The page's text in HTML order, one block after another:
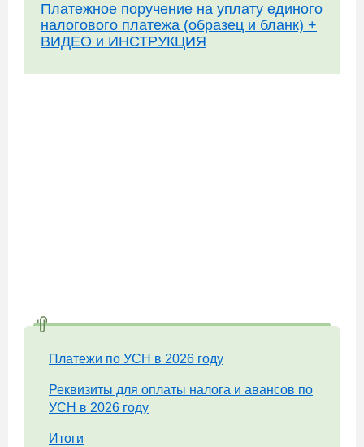
Платежное поручение на уплату единого
налогового платежа (образец и бланк) +
ВИДЕО и ИНСТРУКЦИЯ
Платежи по УСН в 2026 году
Реквизиты для оплаты налога и авансов по
УСН в 2026 году
Итоги